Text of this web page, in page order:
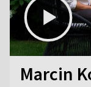
Marcin